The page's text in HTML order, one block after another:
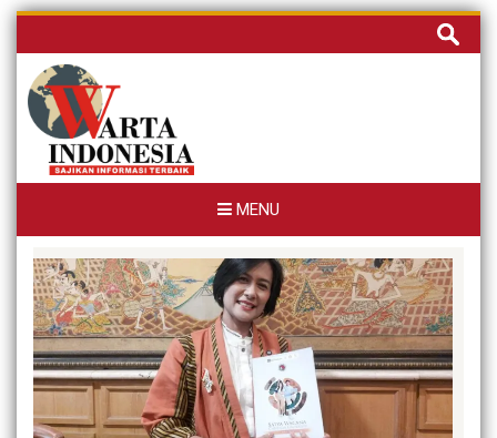
Skip
content
Cari
untuk:
MENU